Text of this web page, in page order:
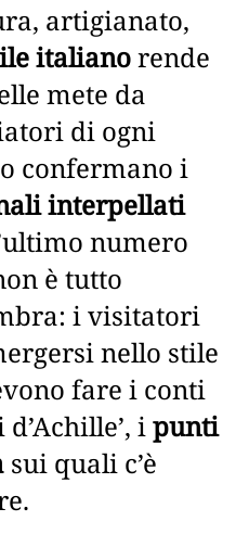
artigianato,
italianorende
mete da
di ogni
confermano i
interpellati
numero
è tutto
i visitatori
nello stile
fare i conti
ipunti
sui quali c’è